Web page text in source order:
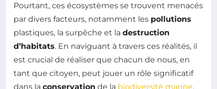
Pourtant, ces écosystèmes se trouvent menacés
par divers facteurs, notamment les pollutions
plastiques, la surpêche et la destruction
d’habitats. En naviguant à travers ces réalités, il
est crucial de réaliser que chacun de nous, en
tant que citoyen, peut jouer un rôle significatif
dans la conservation de la biodiversité marine.